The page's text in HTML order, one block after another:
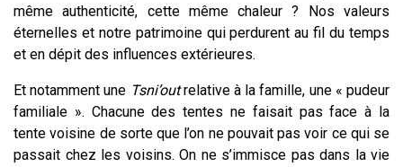
même authenticité, cette même chaleur ? Nos valeurs
éternelles et notre patrimoine qui perdurent au fil du temps
et en dépit des influences extérieures.
Et notamment une Tsni’outrelative à la famille, une « pudeur
familiale ». Chacune des tentes ne faisait pas face à la
tente voisine de sorte que l’on ne pouvait pas voir ce qui se
passait chez les voisins. On ne s’immisce pas dans la vie